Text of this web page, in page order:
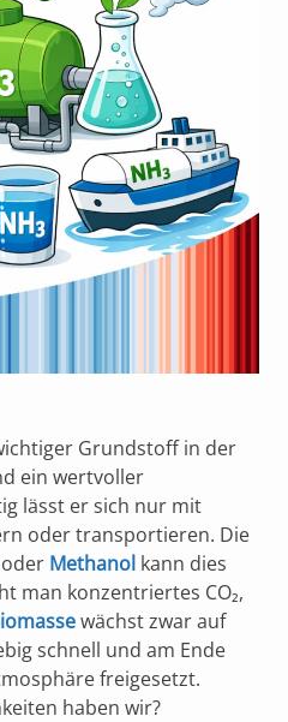
Grundstoff in der
ein wertvoller
lässt er sich nur mit
oder transportieren. Die
oder Methanol kann dies
man konzentriertes CO₂,
wächst zwar auf
schnell und am Ende
freigesetzt.
haben wir?